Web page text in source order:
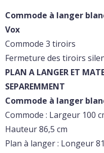
Commode à langer
Vox
Commode 3 tiroirs
Fermeture des tiroirs
PLAN A LANGER ET
SEPAREMMENT
Commode à langer
Commode : Largeur 100
Hauteur 86,5 cm
Plan à langer : Longeur